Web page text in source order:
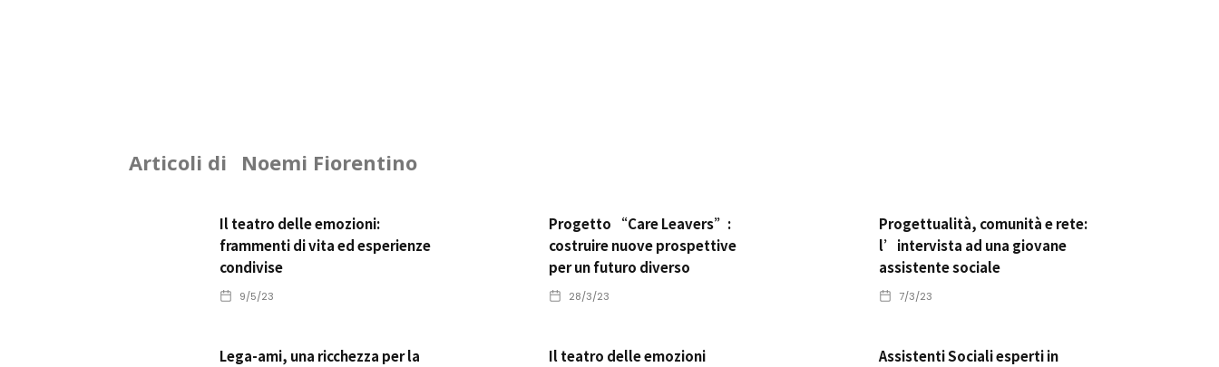
Articoli di Noemi Fiorentino
Il teatro delle emozioni:
frammenti di vita ed esperienze
condivise
9/5/23
Progetto “Care Leavers”:
costruire nuove prospettive
per un futuro diverso
28/3/23
Progettualità, comunità e rete:
l’intervista ad una giovane
assistente sociale
7/3/23
Lega-ami, una ricchezza per la
Il teatro delle emozioni
Assistenti Sociali esperti in